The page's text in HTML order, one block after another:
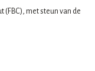
(FBC), met steun van de